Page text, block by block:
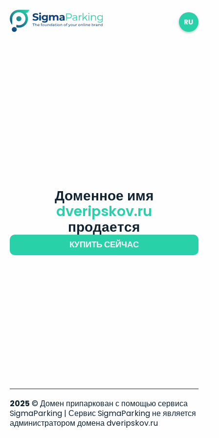
RU
Доменное имя
dveripskov.ru
продается
КУПИТЬ СЕЙЧАС
2025 © Домен припаркован с помощью сервиса
SigmaParking | Сервис SigmaParking не является
администратором домена dveripskov.ru